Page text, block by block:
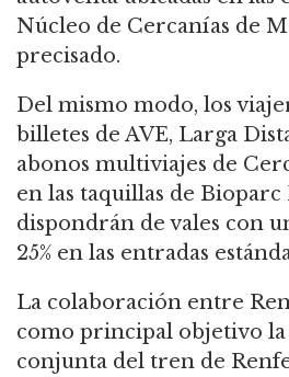
Núcleo de Cercanías de
precisado.
Del mismo modo, los
billetes de AVE, Larga
abonos multiviajes de
en las taquillas de
dispondrán de vales con
25% en las entradas
La colaboración entre
como principal objetivo
conjunta del tren de